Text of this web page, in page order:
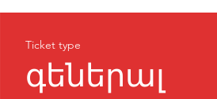
Ticket type
գեներալ